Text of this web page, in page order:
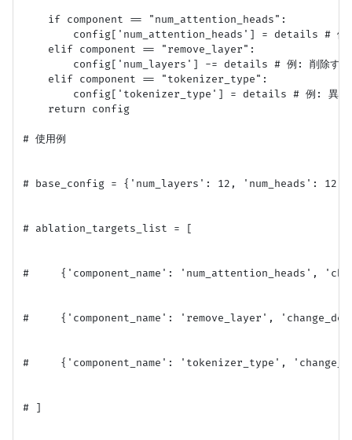
    if component == "num_attention_heads":
config['num_attention_heads'] = details # 例:
    elif component == "remove_layer":
config['num_layers'] -= details # 例: 削除する
    elif component == "tokenizer_type":
config['tokenizer_type'] = details # 例: 異な
    return config
# 使用例
# base_config = {'num_layers': 12, 'num_heads':
# ablation_targets_list = [
#     {'component_name': 'num_attention_heads',
#     {'component_name': 'remove_layer',
#     {'component_name': 'tokenizer_type',
# ]